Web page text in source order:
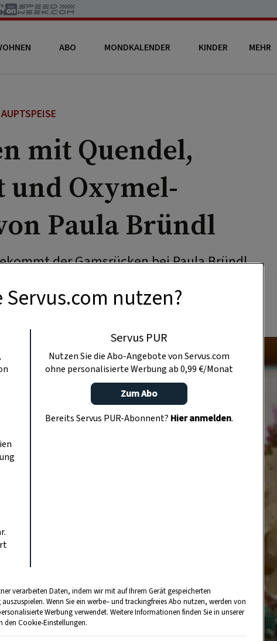
ABO MONDKALENDER KINDER MEHR
mit Quendel,
Oxymel-
Paula Bründl
der Gamsrücken bei Paula Bründl
des Thymians.
nutzen?
Servus PUR
Nutzen Sie die Abo-Angebote von Servus.com
ohne personalisierte Werbung ab 0,99 €/Monat
Zum Abo
Bereits Servus PUR-Abonnent? Hier anmelden.
verarbeiten Daten, indem wir mit auf Ihrem Gerät gespeicherten
Wenn Sie ein werbe– und trackingfreies Abo nutzen, werden von
Werbung verwendet. Weitere Informationen finden Sie in unserer
den Cookie-Einstellungen.